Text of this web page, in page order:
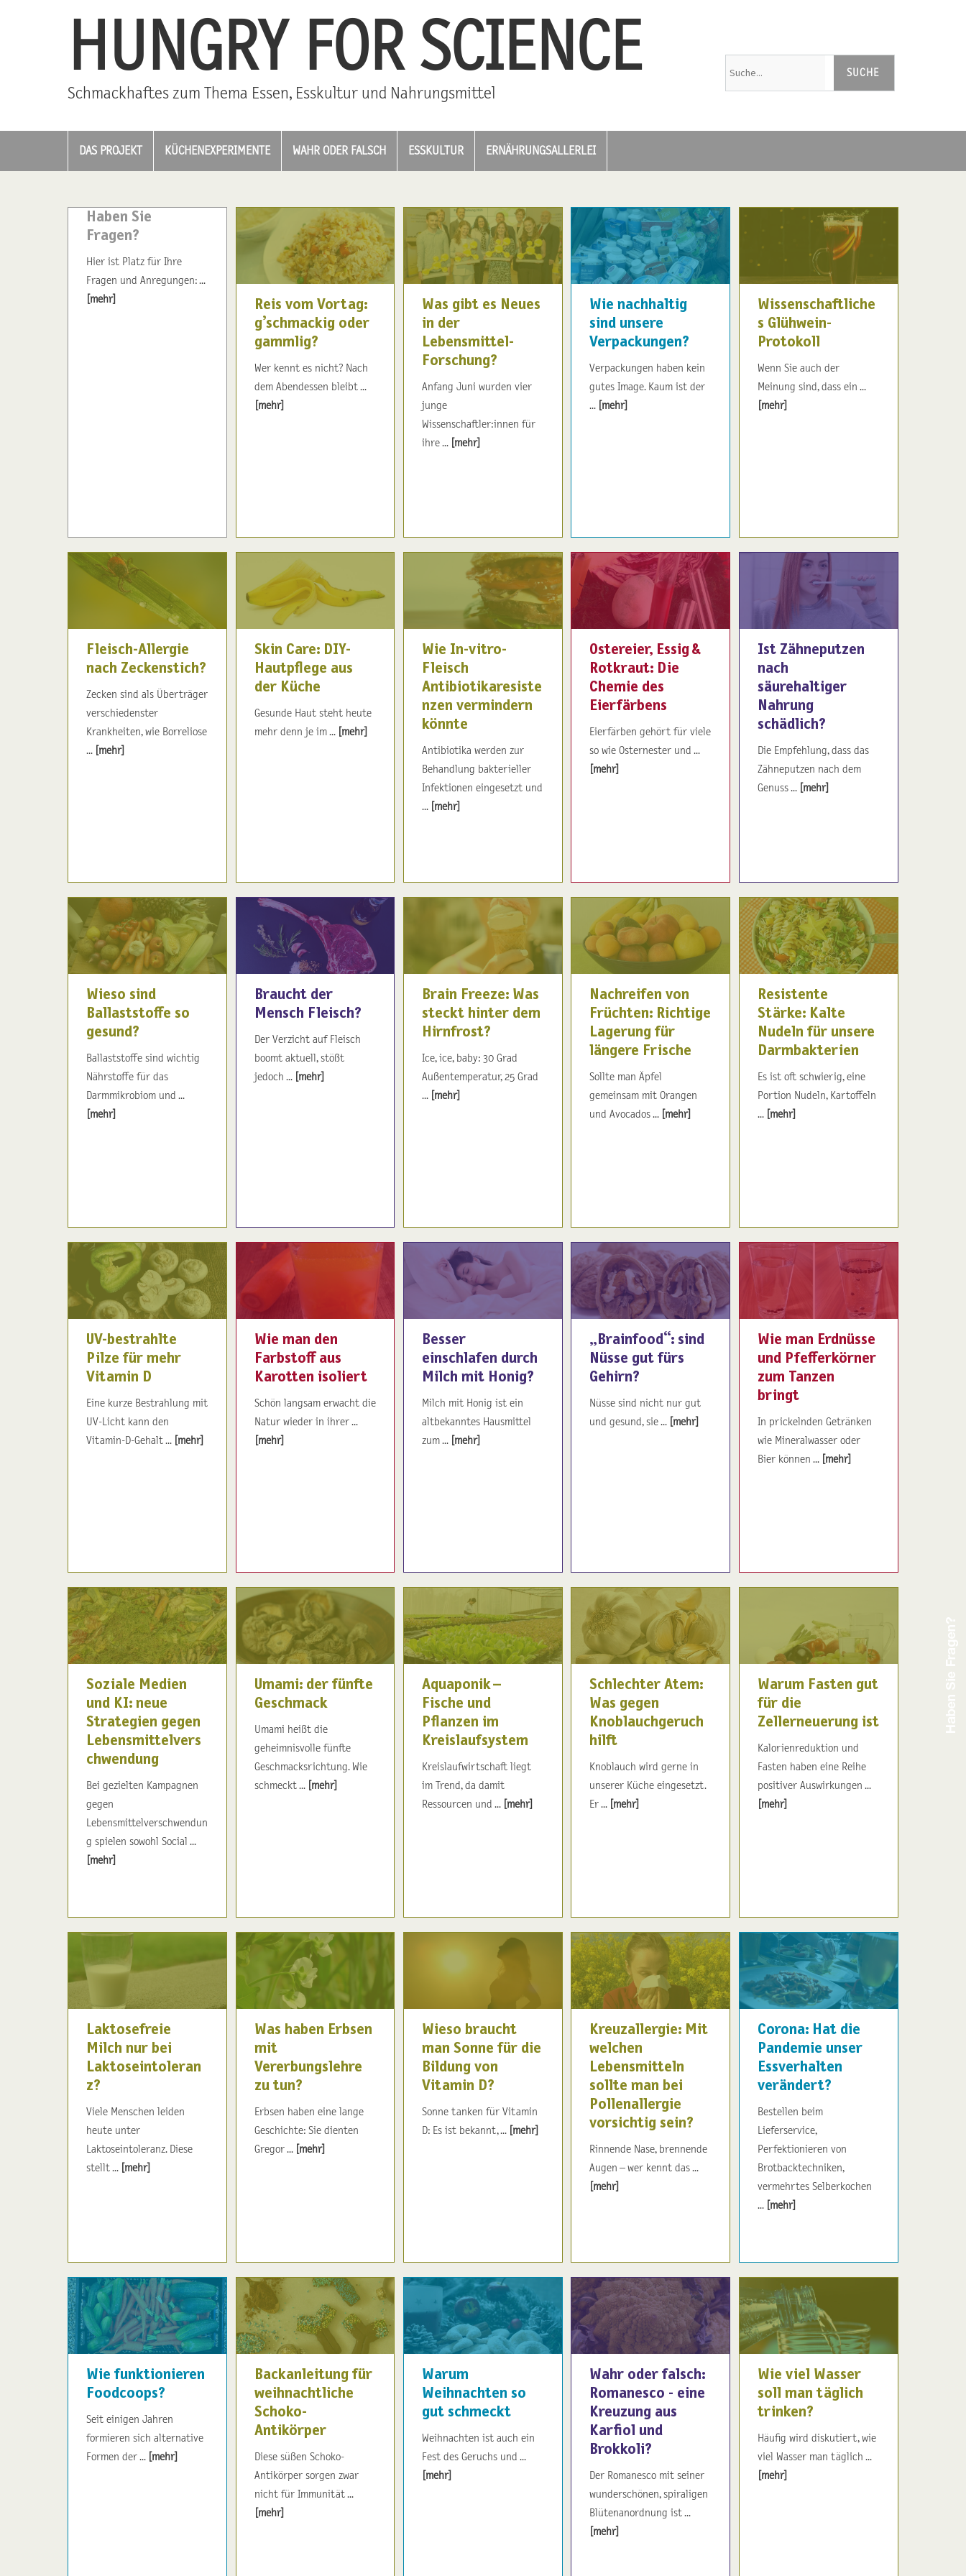
HUNGRY FOR SCIENCE
Schmackhaftes zum Thema Essen, Esskultur und Nahrungsmittel
DAS PROJEKT KÜCHENEXPERIMENTE WAHR ODER FALSCH ESSKULTUR ERNÄHRUNGSALLERLEI
Haben Sie
Fragen?
Hier ist Platz für Ihre
Fragen und Anregungen: ...
[mehr]
Reis vom Vortag:
g’schmackig oder
gammlig?
Wer kennt es nicht? Nach
dem Abendessen bleibt ...
[mehr]
Was gibt es Neues
in der
Lebensmittel-
Forschung?
Anfang Juni wurden vier
junge
Wissenschaftler:innen für
ihre ... [mehr]
Wie nachhaltig
sind unsere
Verpackungen?
Verpackungen haben kein
gutes Image. Kaum ist der
... [mehr]
Wissenschaftliche
s Glühwein-
Protokoll
Wenn Sie auch der
Meinung sind, dass ein ...
[mehr]
Fleisch-Allergie
nach Zeckenstich?
Zecken sind als Überträger
verschiedenster
Krankheiten, wie Borreliose
... [mehr]
Skin Care: DIY-
Hautpflege aus
der Küche
Gesunde Haut steht heute
mehr denn je im ... [mehr]
Wie In-vitro-
Fleisch
Antibiotikaresiste
nzen vermindern
könnte
Antibiotika werden zur
Behandlung bakterieller
Infektionen eingesetzt und
... [mehr]
Ostereier, Essig &
Rotkraut: Die
Chemie des
Eierfärbens
Eierfärben gehört für viele
so wie Osternester und ...
[mehr]
Ist Zähneputzen
nach
säurehaltiger
Nahrung
schädlich?
Die Empfehlung, dass das
Zähneputzen nach dem
Genuss ... [mehr]
Wieso sind
Ballaststoffe so
gesund?
Ballaststoffe sind wichtig
Nährstoffe für das
Darmmikrobiom und ...
[mehr]
Braucht der
Mensch Fleisch?
Der Verzicht auf Fleisch
boomt aktuell, stößt
jedoch ... [mehr]
Brain Freeze: Was
steckt hinter dem
Hirnfrost?
Ice, ice, baby: 30 Grad
Außentemperatur, 25 Grad
... [mehr]
Nachreifen von
Früchten: Richtige
Lagerung für
längere Frische
Sollte man Äpfel
gemeinsam mit Orangen
und Avocados ... [mehr]
Resistente
Stärke: Kalte
Nudeln für unsere
Darmbakterien
Es ist oft schwierig, eine
Portion Nudeln, Kartoffeln
... [mehr]
UV-bestrahlte
Pilze für mehr
Vitamin D
Eine kurze Bestrahlung mit
UV-Licht kann den
Vitamin-D-Gehalt ... [mehr]
Wie man den
Farbstoff aus
Karotten isoliert
Schön langsam erwacht die
Natur wieder in ihrer ...
[mehr]
Besser
einschlafen durch
Milch mit Honig?
Milch mit Honig ist ein
altbekanntes Hausmittel
zum ... [mehr]
„Brainfood“: sind
Nüsse gut fürs
Gehirn?
Nüsse sind nicht nur gut
und gesund, sie ... [mehr]
Wie man Erdnüsse
und Pfefferkörner
zum Tanzen
bringt
In prickelnden Getränken
wie Mineralwasser oder
Bier können ... [mehr]
Soziale Medien
und KI: neue
Strategien gegen
Lebensmittelvers
chwendung
Bei gezielten Kampagnen
gegen
Lebensmittelverschwendun
g spielen sowohl Social ...
[mehr]
Umami: der fünfte
Geschmack
Umami heißt die
geheimnisvolle fünfte
Geschmacksrichtung. Wie
schmeckt ... [mehr]
Aquaponik –
Fische und
Pflanzen im
Kreislaufsystem
Kreislaufwirtschaft liegt
im Trend, da damit
Ressourcen und ... [mehr]
Schlechter Atem:
Was gegen
Knoblauchgeruch
hilft
Knoblauch wird gerne in
unserer Küche eingesetzt.
Er ... [mehr]
Warum Fasten gut
für die
Zellerneuerung ist
Kalorienreduktion und
Fasten haben eine Reihe
positiver Auswirkungen ...
[mehr]
Laktosefreie
Milch nur bei
Laktoseintoleran
z?
Viele Menschen leiden
heute unter
Laktoseintoleranz. Diese
stellt ... [mehr]
Was haben Erbsen
mit
Vererbungslehre
zu tun?
Erbsen haben eine lange
Geschichte: Sie dienten
Gregor ... [mehr]
Wieso braucht
man Sonne für die
Bildung von
Vitamin D?
Sonne tanken für Vitamin
D: Es ist bekannt, ... [mehr]
Kreuzallergie: Mit
welchen
Lebensmitteln
sollte man bei
Pollenallergie
vorsichtig sein?
Rinnende Nase, brennende
Augen – wer kennt das ...
[mehr]
Corona: Hat die
Pandemie unser
Essverhalten
verändert?
Bestellen beim
Lieferservice,
Perfektionieren von
Brotbacktechniken,
vermehrtes Selberkochen
... [mehr]
Wie funktionieren
Foodcoops?
Seit einigen Jahren
formieren sich alternative
Formen der ... [mehr]
Backanleitung für
weihnachtliche
Schoko-
Antikörper
Diese süßen Schoko-
Antikörper sorgen zwar
nicht für Immunität ...
[mehr]
Warum
Weihnachten so
gut schmeckt
Weihnachten ist auch ein
Fest des Geruchs und ...
[mehr]
Wahr oder falsch:
Romanesco - eine
Kreuzung aus
Karfiol und
Brokkoli?
Der Romanesco mit seiner
wunderschönen, spiraligen
Blütenanordnung ist ...
[mehr]
Wie viel Wasser
soll man täglich
trinken?
Häufig wird diskutiert, wie
viel Wasser man täglich ...
[mehr]